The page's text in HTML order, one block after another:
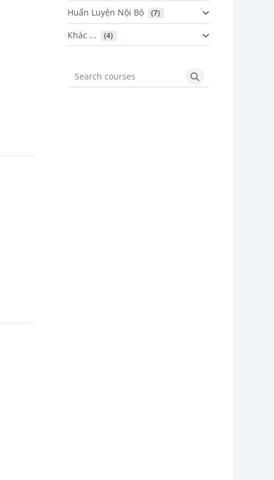
Huấn Luyện Nội Bộ (7)
Khác ... (4)
Search courses Search courses